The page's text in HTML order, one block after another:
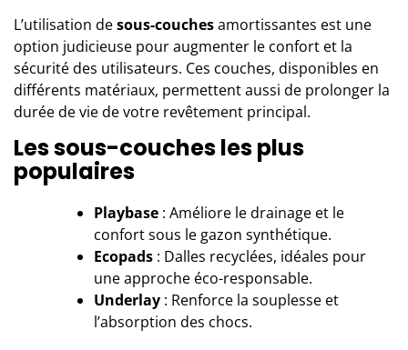
L’utilisation desous-couchesamortissantes est une
option judicieuse pour augmenter le confort et la
sécurité des utilisateurs. Ces couches, disponibles en
différents matériaux, permettent aussi de prolonger la
durée de vie de votre revêtement principal.
Les sous-couches les plus
populaires
Playbase : Améliore le drainage et le
confort sous le gazon synthétique.
Ecopads : Dalles recyclées, idéales pour
une approche éco-responsable.
Underlay : Renforce la souplesse et
l’absorption des chocs.